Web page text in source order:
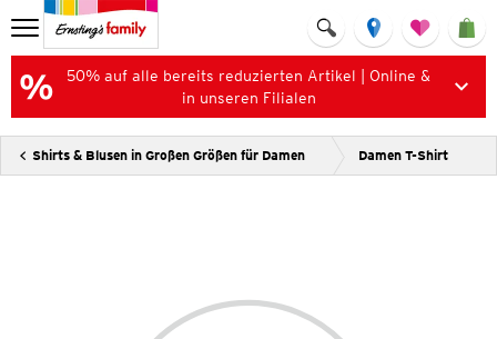
50% auf alle bereits reduzierten Artikel | Online &
in unseren Filialen
Shirts & Blusen in Großen Größen für Damen Damen T-Shirt